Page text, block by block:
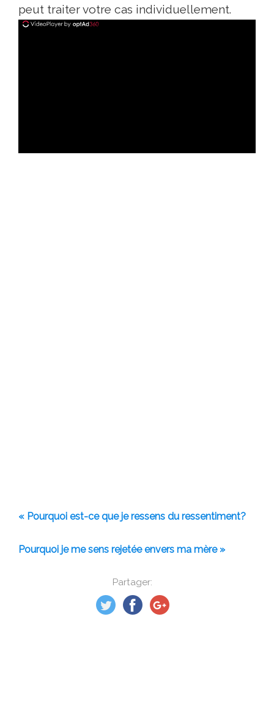
Partager:
peut traiter votre cas individuellement.
« Pourquoi est-ce que je ressens du ressentiment?
Pourquoi je me sens rejetée envers ma mère »